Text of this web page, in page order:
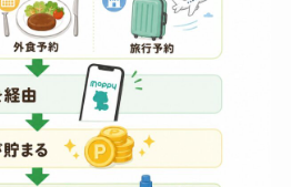
リムーバーは買え
る？使い方や選び方
を解説！
【100均】ダイソー/
セリア等でフロアラ